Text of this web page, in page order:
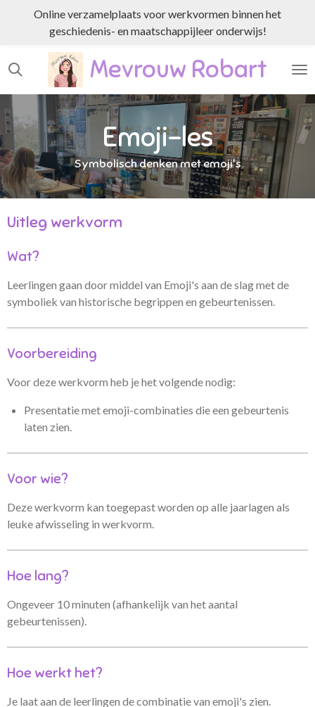
de
hoofdinhoud
Mevrouw Robart
Online verzamelplaats voor werkvormen binnen het
geschiedenis- en maatschappijleer onderwijs!
Emoji-les
Symbolisch denken met emoji's
Uitleg werkvorm
Wat?
Leerlingen gaan door middel van Emoji's aan de slag met de
symboliek van historische begrippen en gebeurtenissen.
Voorbereiding
Voor deze werkvorm heb je het volgende nodig:
Presentatie met emoji-combinaties die een gebeurtenis
laten zien.
Voor wie?
Deze werkvorm kan toegepast worden op alle jaarlagen als
leuke afwisseling in werkvorm.
Hoe lang?
Ongeveer 10 minuten (afhankelijk van het aantal
gebeurtenissen).
Hoe werkt het?
Je laat aan de leerlingen de combinatie van emoji's zien.